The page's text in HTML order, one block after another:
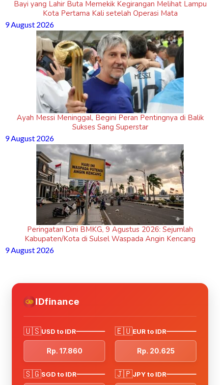
Bayi yang Lahir Buta Memekik Kegirangan Melihat Lampu
Kota Pertama Kali setelah Operasi Mata
9 August 2026
Ayah Messi Meninggal, Begini Peran Pentingnya di Balik
Sukses Sang Superstar
9 August 2026
Peringatan Dini BMKG, 9 Agustus 2026: Sejumlah
Kabupaten/Kota di Sulsel Waspada Angin Kencang
9 August 2026
IDfinance
🇺🇸USD to IDR
Rp. 17.860
🇪🇺EUR to IDR
Rp. 20.625
🇸🇬SGD to IDR 🇯🇵JPY to IDR